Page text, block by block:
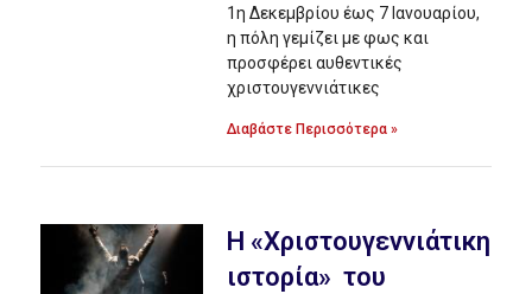
1η Δεκεμβρίου έως 7 Ιανουαρίου,
η πόλη γεμίζει με φως και
προσφέρει αυθεντικές
χριστουγεννιάτικες
Διαβάστε Περισσότερα »
Η «Χριστουγεννιάτικη
ιστορία» του